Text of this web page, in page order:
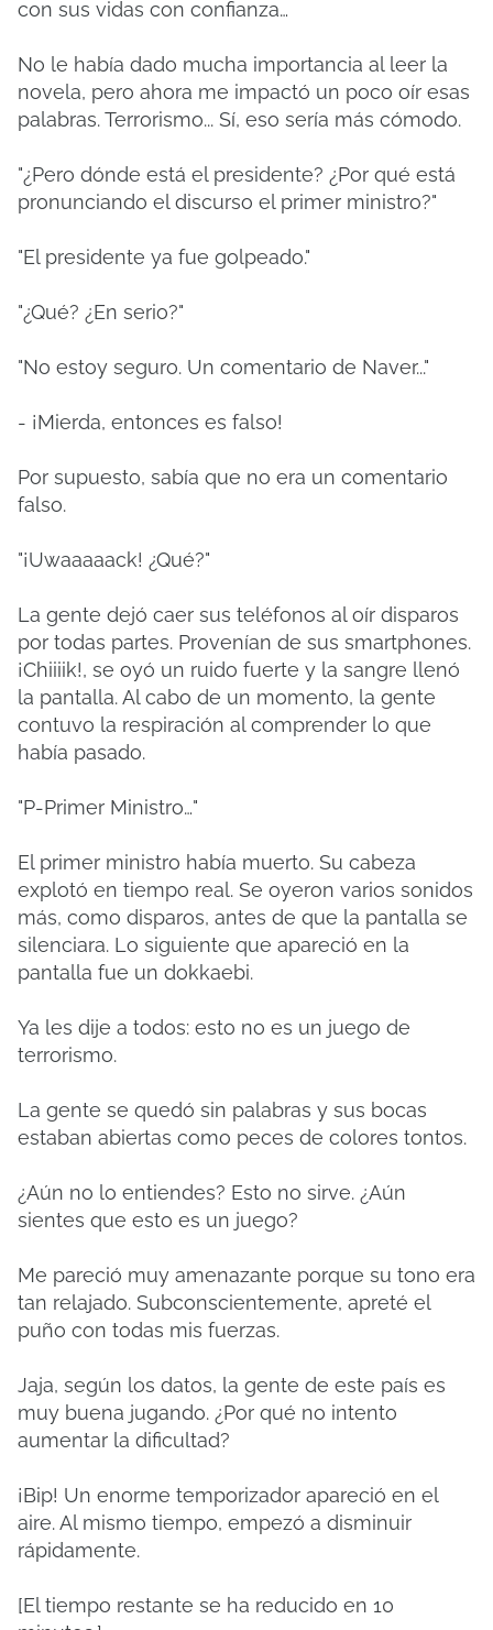
con sus vidas con confianza…
No le había dado mucha importancia al leer la
novela, pero ahora me impactó un poco oír esas
palabras. Terrorismo... Sí, eso sería más cómodo.
"¿Pero dónde está el presidente? ¿Por qué está
pronunciando el discurso el primer ministro?"
"El presidente ya fue golpeado."
"¿Qué? ¿En serio?"
"No estoy seguro. Un comentario de Naver..."
- ¡Mierda, entonces es falso!
Por supuesto, sabía que no era un comentario
falso.
"¡Uwaaaaack! ¿Qué?"
La gente dejó caer sus teléfonos al oír disparos
por todas partes. Provenían de sus smartphones.
¡Chiiiik!, se oyó un ruido fuerte y la sangre llenó
la pantalla. Al cabo de un momento, la gente
contuvo la respiración al comprender lo que
había pasado.
"P-Primer Ministro…"
El primer ministro había muerto. Su cabeza
explotó en tiempo real. Se oyeron varios sonidos
más, como disparos, antes de que la pantalla se
silenciara. Lo siguiente que apareció en la
pantalla fue un dokkaebi.
Ya les dije a todos: esto no es un juego de
terrorismo.
La gente se quedó sin palabras y sus bocas
estaban abiertas como peces de colores tontos.
¿Aún no lo entiendes? Esto no sirve. ¿Aún
sientes que esto es un juego?
Me pareció muy amenazante porque su tono era
tan relajado. Subconscientemente, apreté el
puño con todas mis fuerzas.
Jaja, según los datos, la gente de este país es
muy buena jugando. ¿Por qué no intento
aumentar la dificultad?
¡Bip! Un enorme temporizador apareció en el
aire. Al mismo tiempo, empezó a disminuir
rápidamente.
[El tiempo restante se ha reducido en 10